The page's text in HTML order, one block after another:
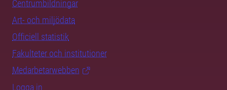
Centrumbildningar
Art- och miljödata
Officiell statistik
Fakulteter och institutioner
Medarbetarwebben
Logga in